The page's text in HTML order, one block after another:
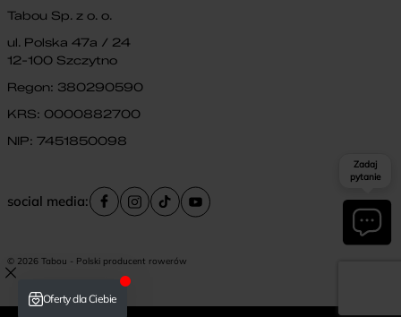
Tabou Sp. z o. o.
ul. Polska 47a / 24
12-100 Szczytno
Regon: 380290590
KRS: 0000882700
NIP: 7451850098
social media:
© 2026 Tabou - Polski producent rowerów
Zadaj
pytanie